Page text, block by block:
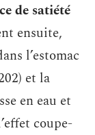
de satiété
ensuite,
l’estomac
et la
en eau et
coupe-